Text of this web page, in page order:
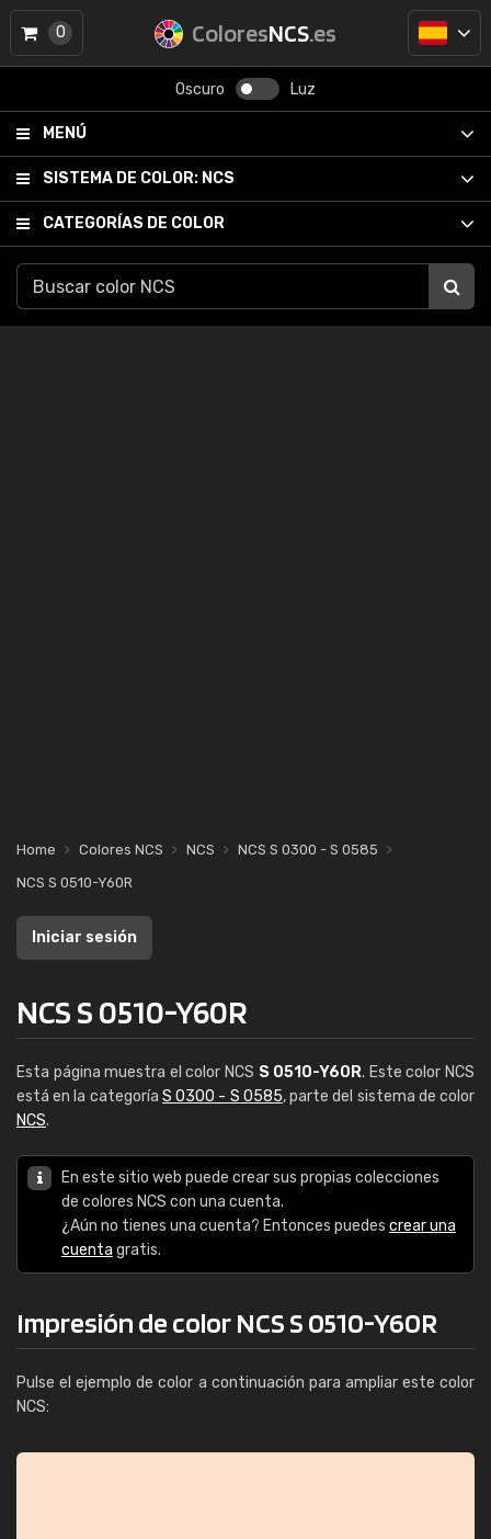
ColoresNCS.es
Oscuro Luz
MENÚ
SISTEMA DE COLOR: NCS
CATEGORÍAS DE COLOR
0
Home Colores NCS NCS
NCS S 0300 - S 0585
NCS S 0510-Y60R
Iniciar sesión
NCS S 0510-Y60R
Esta página muestra el color NCS S 0510-Y60R. Este color NCS
está en la categoría S 0300 - S 0585, parte del sistema de color
NCS.
En este sitio web puede crear sus propias colecciones
de colores NCS con una cuenta.
¿Aún no tienes una cuenta? Entonces puedes crear una
cuenta gratis.
Impresión de color NCS S 0510-Y60R
Pulse el ejemplo de color a continuación para ampliar este color
NCS: